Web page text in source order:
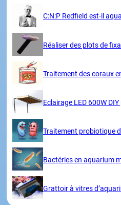
C:N:P Redfield est-il
Réaliser des plots de
Traitement des coraux
Eclairage LED 600W
Traitement probiotique
Bactéries en aquarium
Grattoir à vitres